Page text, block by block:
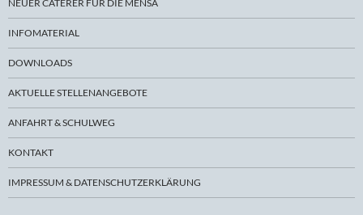
NEUER CATERER FÜR DIE MENSA
INFOMATERIAL
DOWNLOADS
AKTUELLE STELLENANGEBOTE
ANFAHRT & SCHULWEG
KONTAKT
IMPRESSUM & DATENSCHUTZERKLÄRUNG